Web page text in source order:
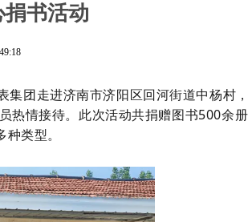
书活动
集团走进济南市济阳区回河街道中杨村
热情接待。此次活动共捐赠图书500余
种类型。